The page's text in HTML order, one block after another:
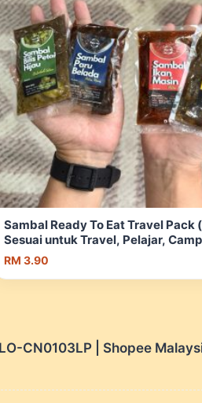
Sambal Ready To Eat Travel Pack
Sesuai untuk Travel, Pelajar,
Shopee Malaysia
RM 3.90
CN0103LP | Shopee